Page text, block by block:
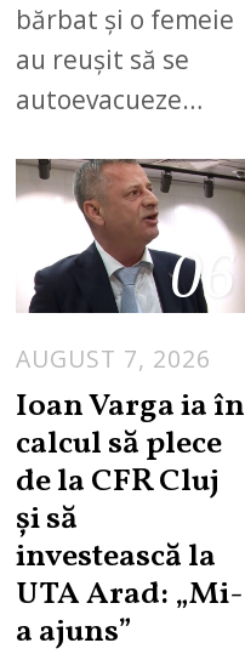
bărbat și o femeie
au reușit să se
autoevacueze…
06
AUGUST 7, 2026
Ioan Varga ia în
calcul să plece
de la CFR Cluj
și să
investească la
UTA Arad: „Mi-
a ajuns”